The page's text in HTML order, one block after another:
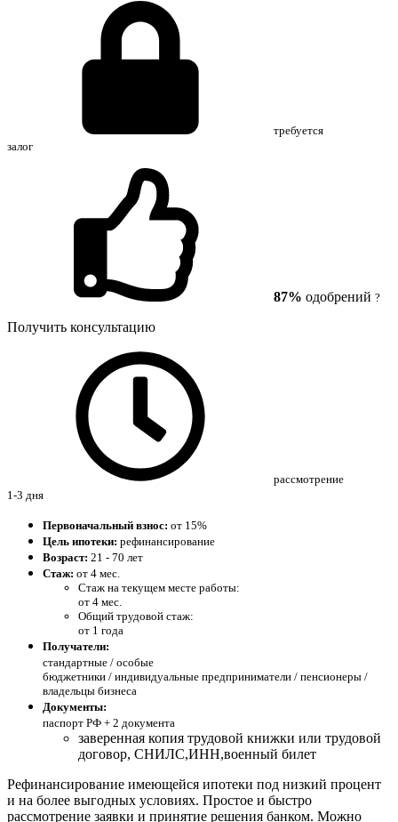
требуется
залог
87% одобрений ?
Получить консультацию
рассмотрение
1-3 дня
Первоначальный взнос: от 15%
Цель ипотеки: рефинансирование
Возраст: 21 - 70 лет
Стаж: от 4 мес.
Стаж на текущем месте работы:
от 4 мес.
Общий трудовой стаж:
от 1 года
Получатели:
стандартные / особые
бюджетники / индивидуальные предприниматели / пенсионеры /
владельцы бизнеса
Документы:
паспорт РФ + 2 документа
заверенная копия трудовой книжки или трудовой
договор, СНИЛС,ИНН,военный билет
Рефинансирование имеющейся ипотеки под низкий процент
и на более выгодных условиях. Простое и быстро
рассмотрение заявки и принятие решения банком. Можно